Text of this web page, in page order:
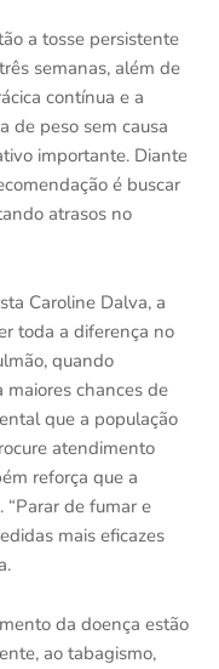
a tosse persistente
semanas, além de
contínua e a
de peso sem causa
importante. Diante
é buscar
atrasos no
Caroline Dalva, a
toda a diferença no
quando
chances de
que a população
atendimento
reforça que a
de fumar e
mais eficazes
da doença estão
ao tabagismo,